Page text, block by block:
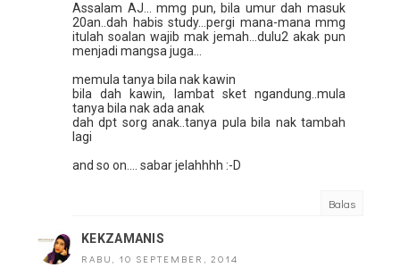
Assalam AJ... mmg pun, bila umur dah masuk
20an..dah habis study...pergi mana-mana mmg
itulah soalan wajib mak jemah...dulu2 akak pun
menjadi mangsa juga...
memula tanya bila nak kawin
bila dah kawin, lambat sket ngandung..mula
tanya bila nak ada anak
dah dpt sorg anak..tanya pula bila nak tambah
lagi
and so on.... sabar jelahhhh :-D
Balas
KEKZAMANIS
RABU, 10 SEPTEMBER, 2014